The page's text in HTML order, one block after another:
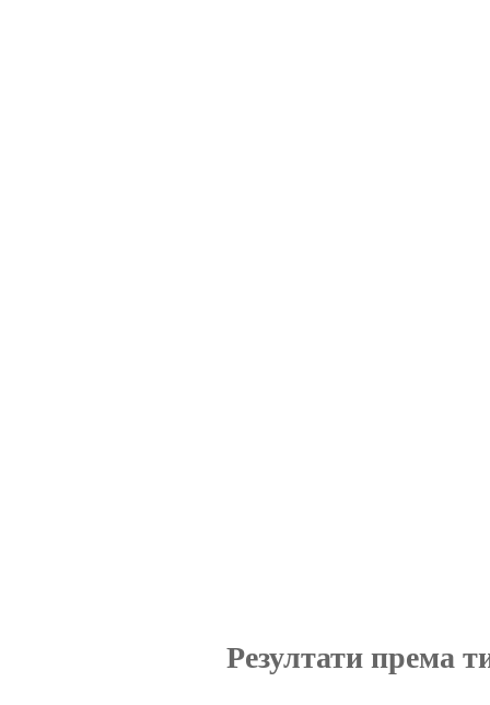
Резултати према